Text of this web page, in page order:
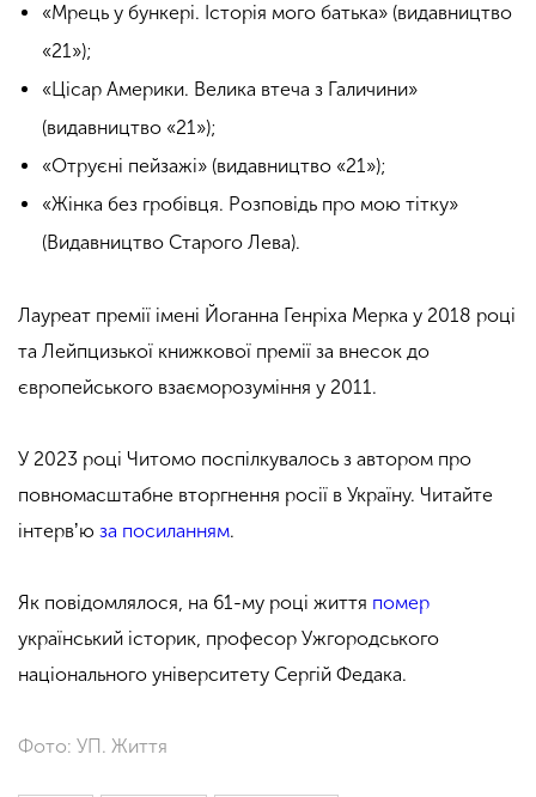
«Мрець у бункері. Історія мого батька» (видавництво
«21»);
«Цісар Америки. Велика втеча з Галичини»
(видавництво «21»);
«Отруєні пейзажі» (видавництво «21»);
«Жінка без гробівця. Розповідь про мою тітку»
(Видавництво Старого Лева).
Лауреат премії імені Йоганна Генріха Мерка у 2018 році
та Лейпцизької книжкової премії за внесок до
європейського взаєморозуміння у 2011.
У 2023 році Читомо поспілкувалось з автором про
повномасштабне вторгнення росії в Україну. Читайте
інтервʼю за посиланням.
Як повідомлялося, на 61-му році життя помер
український історик, професор Ужгородського
національного університету Сергій Федака.
Фото: УП. Життя